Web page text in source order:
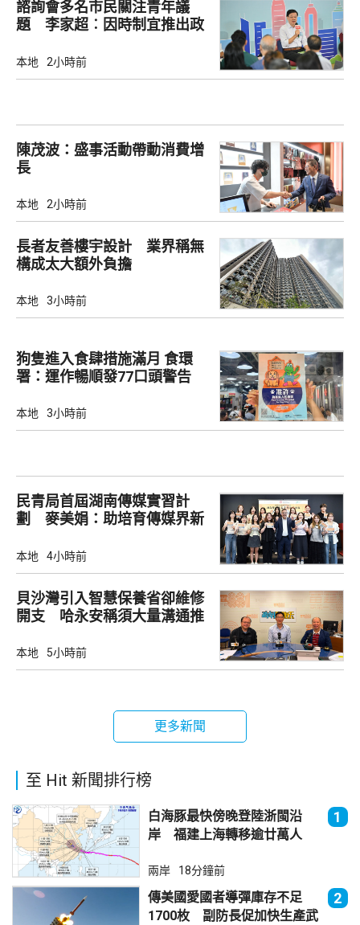
諮詢會多名市民關注青年議
題 李家超︰因時制宜推出政
本地 2小時前
陳茂波：盛事活動帶動消費增
長
本地 2小時前
長者友善樓宇設計 業界稱無
構成太大額外負擔
本地 3小時前
狗隻進入食肆措施滿月 食環
署：運作暢順發77口頭警告
本地 3小時前
民青局首屆湖南傳媒實習計
劃 麥美娟：助培育傳媒界新
本地 4小時前
貝沙灣引入智慧保養省卻維修
開支 哈永安稱須大量溝通推
本地 5小時前
更多新聞
至 Hit 新聞排行榜
白海豚最快傍晚登陸浙閩沿
岸 福建上海轉移逾廿萬人
1
兩岸 18分鐘前
傳美國愛國者導彈庫存不足
1700枚 副防長促加快生產武
2